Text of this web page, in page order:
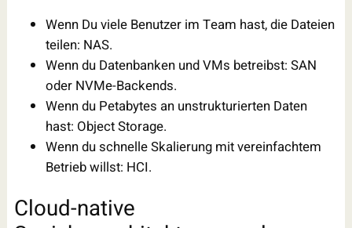
Wenn Du viele Benutzer im Team hast, die Dateien
teilen: NAS.
Wenn du Datenbanken und VMs betreibst: SAN
oder NVMe-Backends.
Wenn du Petabytes an unstrukturierten Daten
hast: Object Storage.
Wenn du schnelle Skalierung mit vereinfachtem
Betrieb willst: HCI.
Cloud-native